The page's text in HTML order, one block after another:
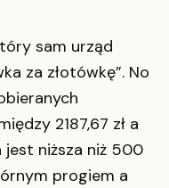
sam urząd
za złotówkę”. No
2187,67 zł a
jest niższa niż 500
progiem a